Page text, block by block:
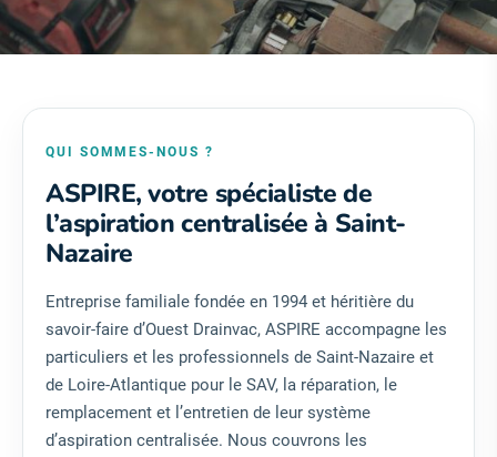
QUI SOMMES-NOUS ?
ASPIRE, votre spécialiste de
l’aspiration centralisée à Saint-
Nazaire
Entreprise familiale fondée en 1994 et héritière du
savoir-faire d’Ouest Drainvac, ASPIRE accompagne les
particuliers et les professionnels de Saint-Nazaire et
de Loire-Atlantique pour le SAV, la réparation, le
remplacement et l’entretien de leur système
d’aspiration centralisée. Nous couvrons les